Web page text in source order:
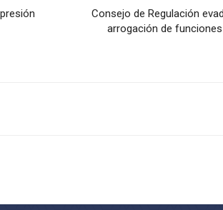
Consejo de Regulación
arrogación de